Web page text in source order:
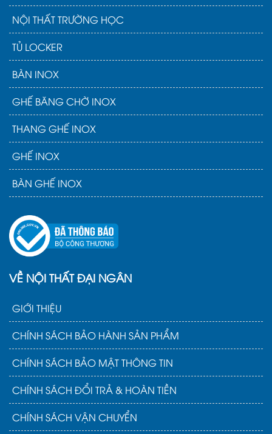
NỘI THẤT TRƯỜNG HỌC
TỦ LOCKER
BÀN INOX
GHẾ BĂNG CHỜ INOX
THANG GHẾ INOX
GHẾ INOX
BÀN GHẾ INOX
VỀ NỘI THẤT ĐẠI NGÂN
GIỚI THIỆU
CHÍNH SÁCH BẢO HÀNH SẢN PHẨM
CHÍNH SÁCH BẢO MẬT THÔNG TIN
CHÍNH SÁCH ĐỔI TRẢ & HOÀN TIỀN
CHÍNH SÁCH VẬN CHUYỂN